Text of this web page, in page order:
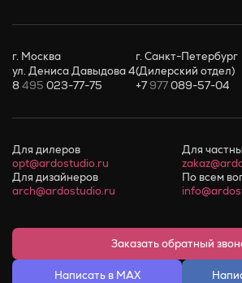
г. Москва
ул. Дениса Давыдова 4
8495 023-77-75
г. Санкт-Петербург
(Дилерский отдел)
+7977089-57-04
Для дилеров
opt@ardostudio.ru
Для
Для дизайнеров
arch@ardostudio.ru
По всем
Заказать обратный
Написать в MAX